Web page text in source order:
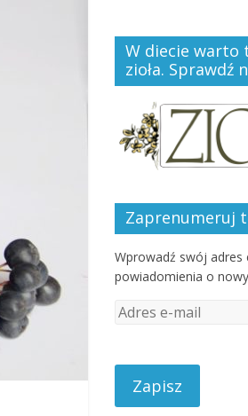
W diecie warto
zioła. Sprawdź
Zaprenumeruj
Wprowadź swój
powiadomienia o
A
e
e